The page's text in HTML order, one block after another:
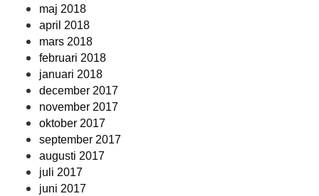
maj 2018
april 2018
mars 2018
februari 2018
januari 2018
december 2017
november 2017
oktober 2017
september 2017
augusti 2017
juli 2017
juni 2017